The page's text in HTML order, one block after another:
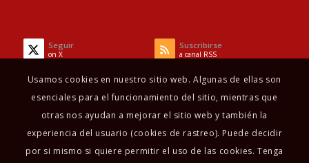
Seguir
on X
Suscribirse
a canal RSS
Usamos cookies en nuestro sitio web. Algunas de ellas son
esenciales para el funcionamiento del sitio, mientras que
otras nos ayudan a mejorar el sitio web y también la
experiencia del usuario (cookies de rastreo). Puede decidir
por si mismo si quiere permitir el uso de las cookies. Tenga